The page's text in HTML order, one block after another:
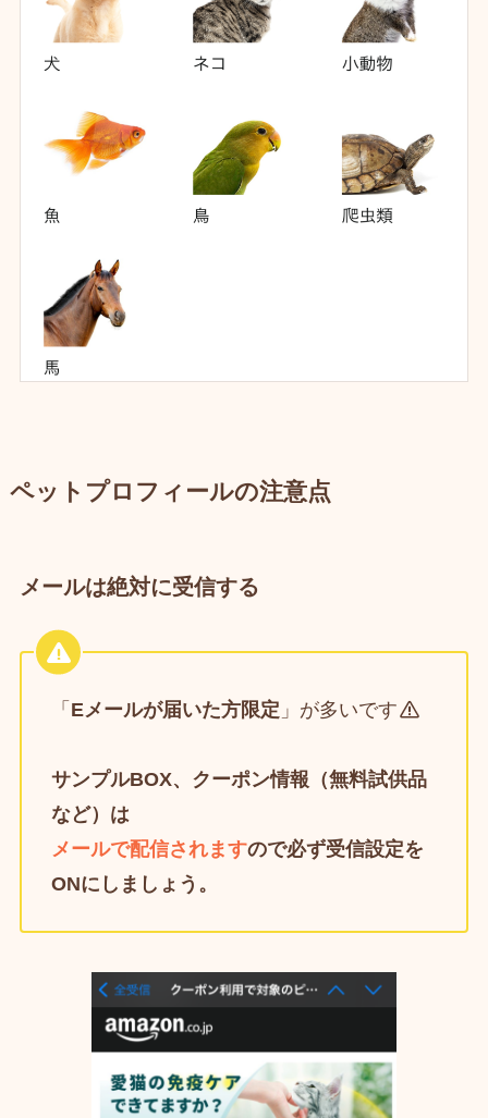
ペットプロフィールの注意点
メールは絶対に受信する
「 Eメールが届いた方限定 」が多いです
サンプルBOX、クーポン情報（無料試供品
など）は
メールで配信されますので必ず受信設定を
ONにしましょう。